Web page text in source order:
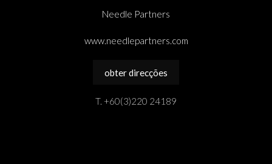
Needle Partners
www.needlepartners.com
obter direcções
T. +60(3)220 24189